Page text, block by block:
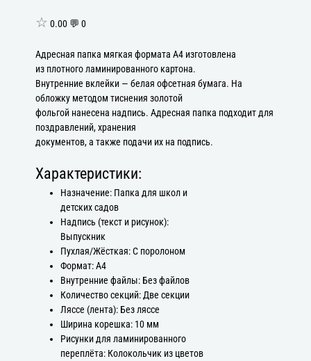
☆ 0.00 💬 0
Адресная папка мягкая формата А4 изготовлена
из плотного ламинированного картона.
Внутренние вклейки — белая офсетная бумага. На
обложку методом тиснения золотой
фольгой нанесена надпись. Адресная папка подходит для
поздравлений, хранения
документов, а также подачи их на подпись.
Характеристики:
Назначение: Папка для школ и
детских садов
Надпись (текст и рисунок):
Выпускник
Пухлая/Жёсткая: С поролоном
Формат: А4
Внутренние файлы: Без файлов
Количество секций: Две секции
Ляссе (лента): Без ляссе
Ширина корешка: 10 мм
Рисунки для ламинированного
переплёта: Колокольчик из цветов